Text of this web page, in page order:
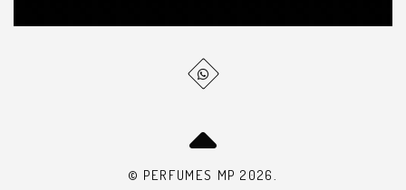
© PERFUMES MP 2026.